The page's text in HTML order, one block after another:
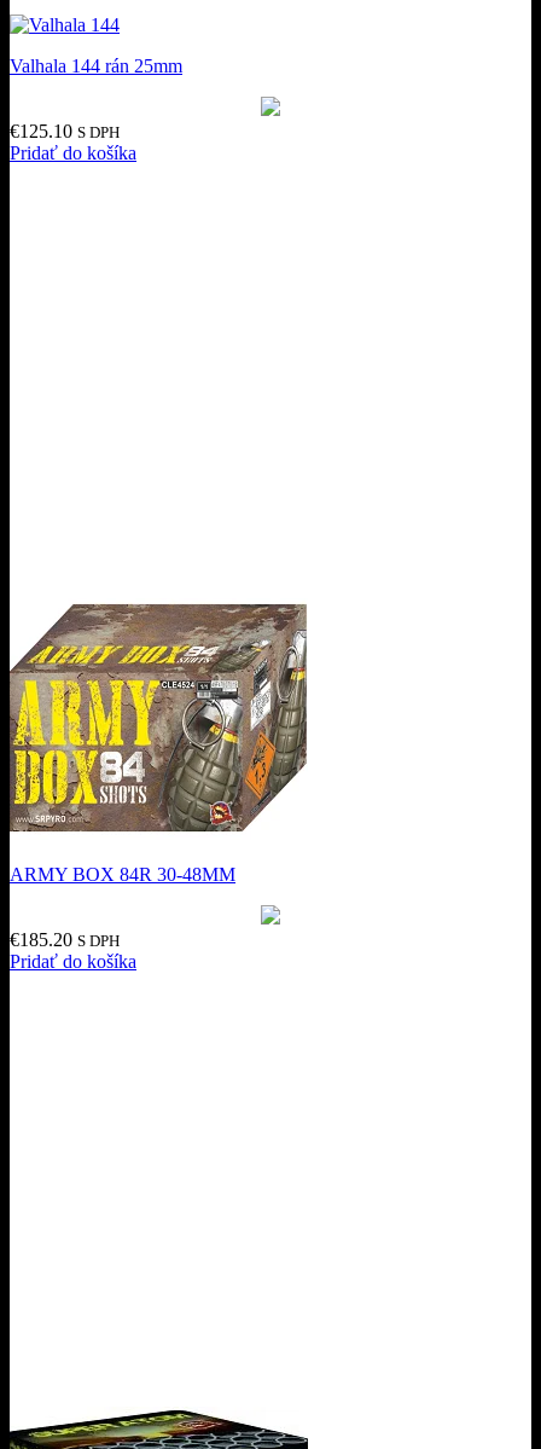
Valhala 144 rán 25mm
€125.10 S DPH
Pridať do košíka
ARMY BOX 84R 30-48MM
€185.20 S DPH
Pridať do košíka